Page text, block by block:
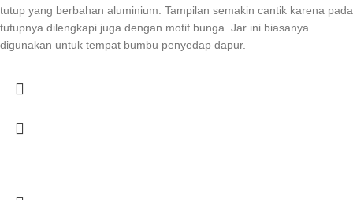
tutup yang berbahan aluminium. Tampilan semakin cantik karena pada
tutupnya dilengkapi juga dengan motif bunga. Jar ini biasanya
digunakan untuk tempat bumbu penyedap dapur.